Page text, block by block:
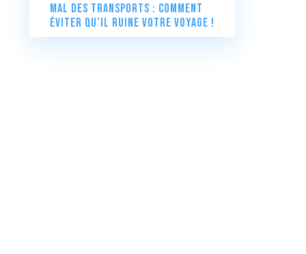
Mal des transports : comment
éviter qu’il ruine votre voyage !